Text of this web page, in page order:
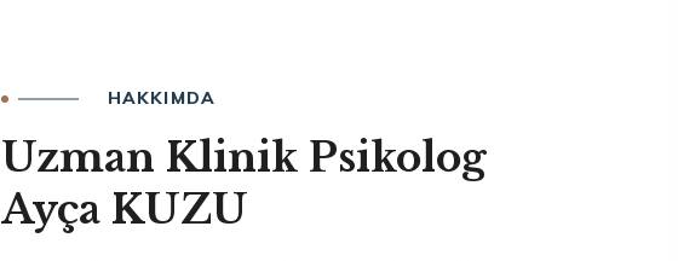
HAKKIMDA
Uzman Klinik Psikolog
Ayça KUZU